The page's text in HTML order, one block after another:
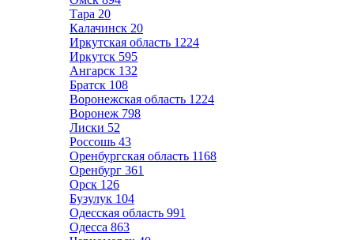
Тара 20
Калачинск 20
Иркутская область 1224
Иркутск 595
Ангарск 132
Братск 108
Воронежская область 1224
Воронеж 798
Лиски 52
Россошь 43
Оренбургская область 1168
Оренбург 361
Орск 126
Бузулук 104
Одесская область 991
Одесса 863